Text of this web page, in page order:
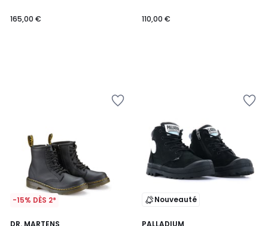
165,00 € 110,00 €
-15% DÈS 2*
DR. MARTENS
4,4
Nouveauté
PALLADIUM
5